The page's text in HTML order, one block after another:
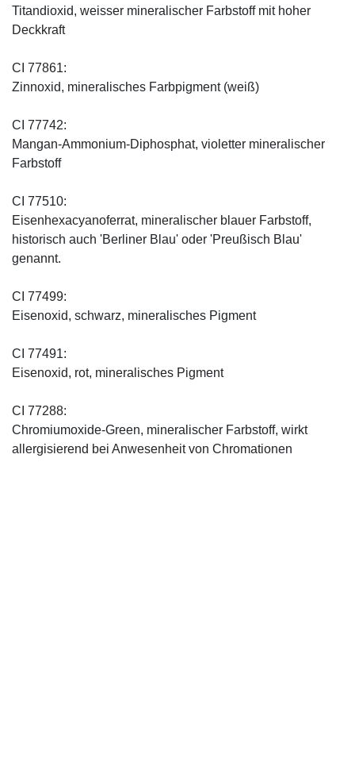
Titandioxid, weisser mineralischer Farbstoff mit hoher
Deckkraft
CI 77861:
Zinnoxid, mineralisches Farbpigment (weiß)
CI 77742:
Mangan-Ammonium-Diphosphat, violetter mineralischer
Farbstoff
CI 77510:
Eisenhexacyanoferrat, mineralischer blauer Farbstoff,
historisch auch 'Berliner Blau' oder 'Preußisch Blau'
genannt.
CI 77499:
Eisenoxid, schwarz, mineralisches Pigment
CI 77491:
Eisenoxid, rot, mineralisches Pigment
CI 77288:
Chromiumoxide-Green, mineralischer ­Farbstoff, wirkt
allergisierend bei Anwesenheit von Chromationen